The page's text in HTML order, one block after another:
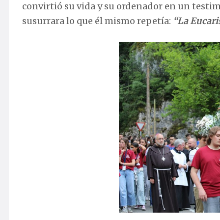
convirtió su vida y su ordenador en un
susurrara lo que él mismo repetía: “La